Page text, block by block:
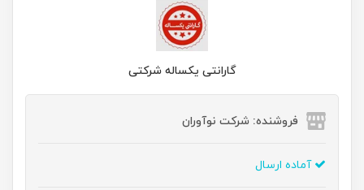
گارانتی یکساله شرکتی
فروشنده: شرکت نوآوران
آماده ارسال